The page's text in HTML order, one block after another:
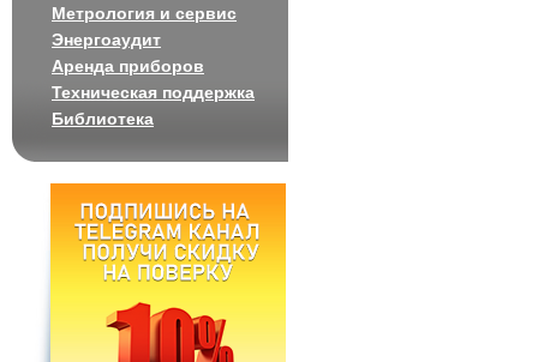
Метрология и сервис
Энергоаудит
Аренда приборов
Техническая поддержка
Библиотека